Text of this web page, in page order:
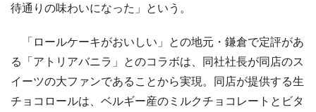
待通りの味わいになった」という。
「ロールケーキがおいしい」との地元・鎌倉で定評があ
る「アトリアバニラ」とのコラボは、同社社長が同店のス
イーツの大ファンであることから実現。同店が提供する生
チョコロールは、ベルギー産のミルクチョコレートとビタ